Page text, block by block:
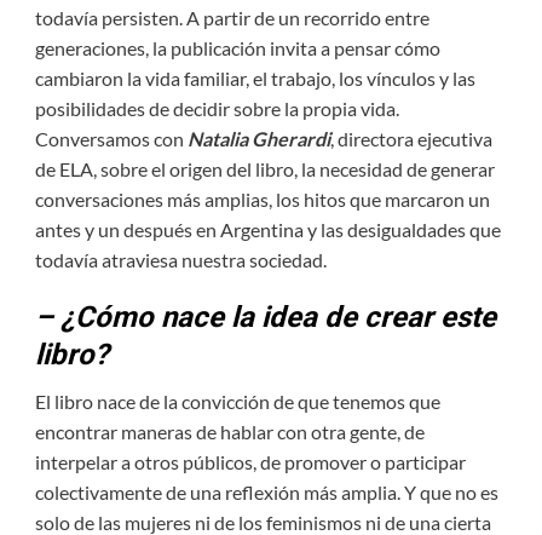
todavía persisten. A partir de un recorrido entre
generaciones, la publicación invita a pensar cómo
cambiaron la vida familiar, el trabajo, los vínculos y las
posibilidades de decidir sobre la propia vida.
Conversamos con Natalia Gherardi, directora ejecutiva
de ELA, sobre el origen del libro, la necesidad de generar
conversaciones más amplias, los hitos que marcaron un
antes y un después en Argentina y las desigualdades que
todavía atraviesa nuestra sociedad.
– ¿Cómo nace la idea de crear este
libro?
El libro nace de la convicción de que tenemos que
encontrar maneras de hablar con otra gente, de
interpelar a otros públicos, de promover o participar
colectivamente de una reflexión más amplia. Y que no es
solo de las mujeres ni de los feminismos ni de una cierta